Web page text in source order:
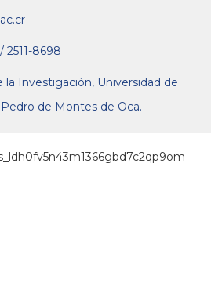
2511-8698
la Investigación, Universidad de
Pedro de Montes de Oca.